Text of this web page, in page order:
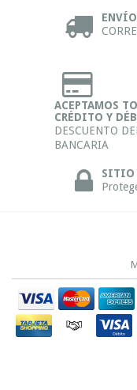
ACEPTAMOS
CRÉDITO Y
DESCUENTO
BANCARIA
SITIO